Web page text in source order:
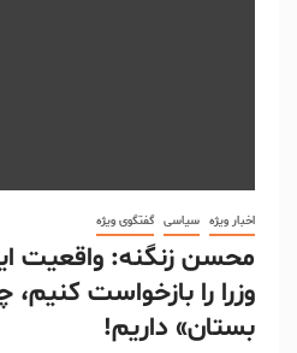
اخبار ویژه سیاسی گفتگوی ویژه
محسن زنگنه: واقعیت
وزرا را بازخواست کنیم،
بستان» داریم!